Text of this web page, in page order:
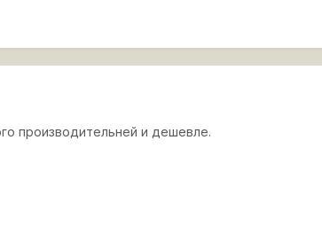
производительней и дешевле.